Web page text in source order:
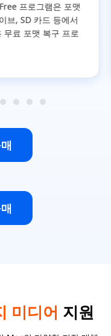
프로그램은 포맷
브, SD 카드 등에서
무료 포맷 복구 프로
미디어 지원